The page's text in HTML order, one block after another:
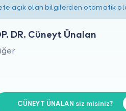
açık olan bilgilerden otomatik
DR. Cüneyt Ünalan
CÜNEYT ÜNALAN siz misiniz?